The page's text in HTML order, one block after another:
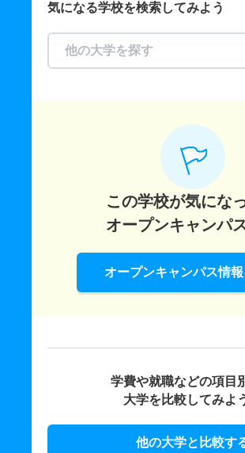
気になる学校を検索してみよう
この学校が気にな
オープンキャンパ
オープンキャンパス情
学費や就職などの項目
大学を比較してみよ
他の大学と比較す